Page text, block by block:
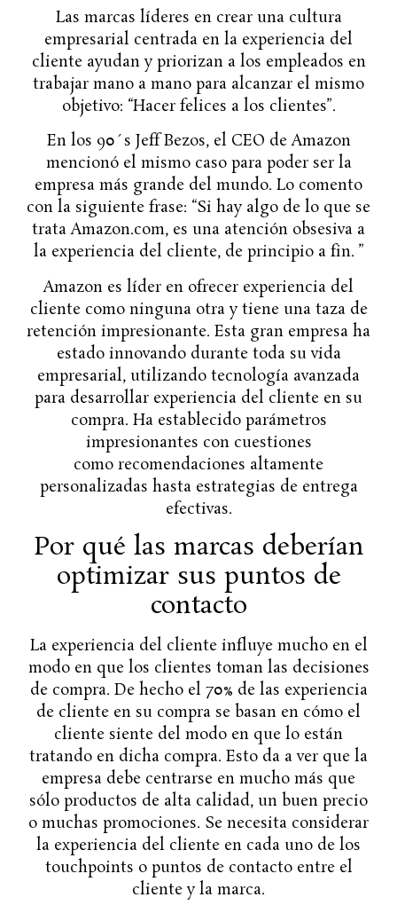
Las marcas líderes en crear una cultura
empresarial centrada en la experiencia del
cliente ayudan y priorizan a los empleados en
trabajar mano a mano para alcanzar el mismo
objetivo: “Hacer felices a los clientes”.
En los 90´s Jeff Bezos, el CEO de Amazon
mencionó el mismo caso para poder ser la
empresa más grande del mundo. Lo comento
con la siguiente frase: “Si hay algo de lo que se
trata Amazon.com, es una atención obsesiva a
la experiencia del cliente, de principio a fin. ”
Amazon es líder en ofrecer experiencia del
cliente como ninguna otra y tiene una taza de
retención impresionante. Esta gran empresa ha
estado innovando durante toda su vida
empresarial, utilizando tecnología avanzada
para desarrollar experiencia del cliente en su
compra. Ha establecido parámetros
impresionantes con cuestiones
como recomendaciones altamente
personalizadas hasta estrategias de entrega
efectivas.
Por qué las marcas deberían
optimizar sus puntos de
contacto
La experiencia del cliente influye mucho en el
modo en que los clientes toman las decisiones
de compra. De hecho el 70% de las experiencia
de cliente en su compra se basan en cómo el
cliente siente del modo en que lo están
tratando en dicha compra. Esto da a ver que la
empresa debe centrarse en mucho más que
sólo productos de alta calidad, un buen precio
o muchas promociones. Se necesita considerar
la experiencia del cliente en cada uno de los
touchpoints o puntos de contacto entre el
cliente y la marca.